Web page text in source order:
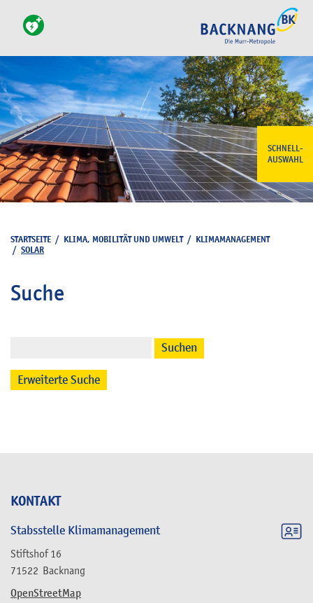
SCHNELL-
AUSWAHL
KONTAKT
Stabsstelle Klimamanagement
Stiftshof 16
71522 Backnang
OpenStreetMap
STARTSEITE / KLIMA, MOBILITÄT UND UMWELT/ KLIMAMANAGEMENT
/ SOLAR
Suche
Suchen
Erweiterte Suche